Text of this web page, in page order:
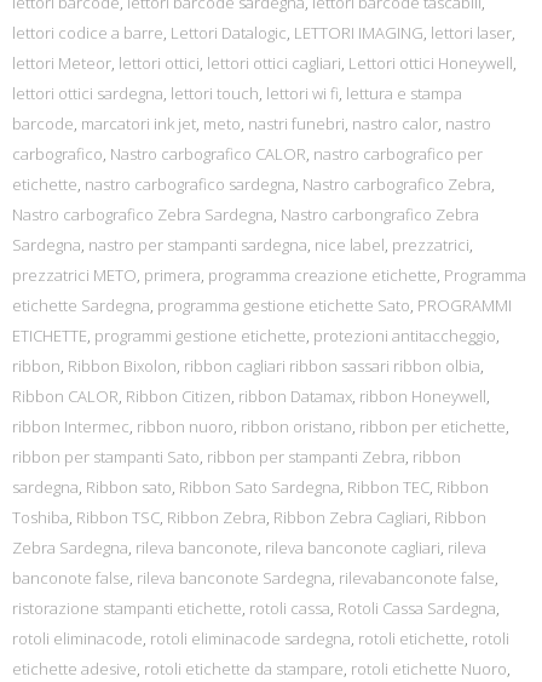
lettori codice a barre, Lettori Datalogic, LETTORI IMAGING, lettori laser,
lettori Meteor, lettori ottici, lettori ottici cagliari, Lettori ottici Honeywell,
lettori ottici sardegna, lettori touch, lettori wi fi, lettura e stampa
barcode, marcatori ink jet, meto, nastri funebri, nastro calor, nastro
carbografico, Nastro carbografico CALOR, nastro carbografico per
etichette, nastro carbografico sardegna, Nastro carbografico Zebra,
Nastro carbografico Zebra Sardegna, Nastro carbongrafico Zebra
Sardegna, nastro per stampanti sardegna, nice label, prezzatrici,
prezzatrici METO, primera, programma creazione etichette, Programma
etichette Sardegna, programma gestione etichette Sato, PROGRAMMI
ETICHETTE, programmi gestione etichette, protezioni antitaccheggio,
ribbon, Ribbon Bixolon, ribbon cagliari ribbon sassari ribbon olbia,
Ribbon CALOR, Ribbon Citizen, ribbon Datamax, ribbon Honeywell,
ribbon Intermec, ribbon nuoro, ribbon oristano, ribbon per etichette,
ribbon per stampanti Sato, ribbon per stampanti Zebra, ribbon
sardegna, Ribbon sato, Ribbon Sato Sardegna, Ribbon TEC, Ribbon
Toshiba, Ribbon TSC, Ribbon Zebra, Ribbon Zebra Cagliari, Ribbon
Zebra Sardegna, rileva banconote, rileva banconote cagliari, rileva
banconote false, rileva banconote Sardegna, rilevabanconote false,
ristorazione stampanti etichette, rotoli cassa, Rotoli Cassa Sardegna,
rotoli eliminacode, rotoli eliminacode sardegna, rotoli etichette, rotoli
etichette adesive, rotoli etichette da stampare, rotoli etichette Nuoro,